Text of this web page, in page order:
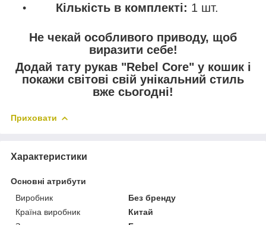
Кількість в комплекті: 1 шт.
Не чекай особливого приводу, щоб
виразити себе!
Додай тату рукав "Rebel Core" у кошик і
покажи світові свій унікальний стиль
вже сьогодні!
Приховати
Характеристики
Основні атрибути
Виробник
Без бренду
Країна виробник
Китай